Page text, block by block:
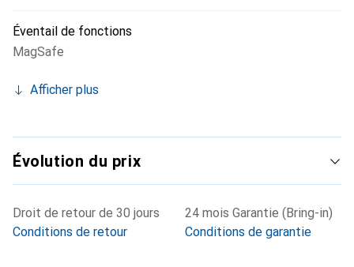
Éventail de fonctions
MagSafe
Afficher plus
Évolution du prix
Droit de retour de 30 jours
Conditions de retour
24 mois Garantie (Bring-in)
Conditions de garantie